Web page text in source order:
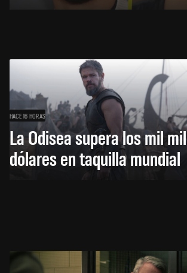
HACE 16 HORAS
La Odisea supera los mil
dólares en taquilla mundial